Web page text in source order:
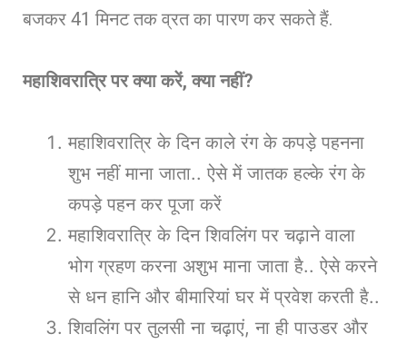
बजकर 41 मिनट तक व्रत का पारण कर सकते हैं.
महाशिवरात्रि पर क्या करें,क्या नहीं?
महाशिवरात्रि के दिन काले रंग के कपड़े पहनना
शुभ नहीं माना जाता.. ऐसे में जातक हल्के रंग के
कपड़े पहन कर पूजा करें
महाशिवरात्रि के दिन शिवलिंग पर चढ़ाने वाला
भोग ग्रहण करना अशुभ माना जाता है.. ऐसे करने
से धन हानि और बीमारियां घर में प्रवेश करती है..
शिवलिंग पर तुलसी ना चढ़ाएं, ना ही पाउडर और